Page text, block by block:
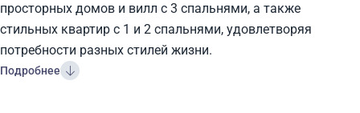
просторных домов и вилл с 3 спальнями, а также
стильных квартир с 1 и 2 спальнями, удовлетворяя
потребности разных стилей жизни.
Подробнее